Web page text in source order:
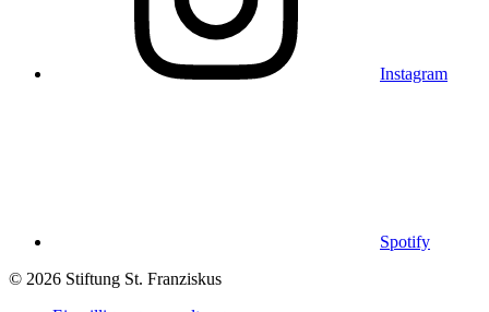
Instagram
Spotify
© 2026 Stiftung St. Franziskus